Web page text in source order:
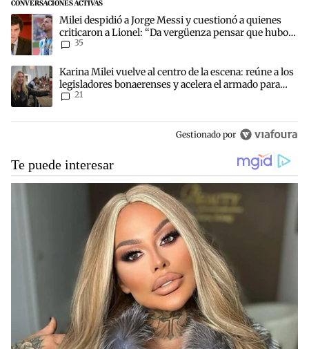
CONVERSACIONES ACTIVAS
Este listado muestra los artículos con más comentarios en los
Un artículo de tendencia con el título "Milei despidió a Jorge
Milei despidió a Jorge Messi y cuestionó a quienes
criticaron a Lionel: “Da vergüenza pensar que hubo
anti-Messi”
35
Un artículo de tendencia con el título "Karina Milei vuelve al centro
Karina Milei vuelve al centro de la escena: reúne a los
legisladores bonaerenses y acelera el armado para
2027
21
Gestionado por